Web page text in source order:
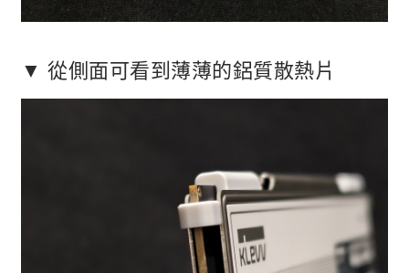
▼ 從側面可看到薄薄的鋁質散熱片